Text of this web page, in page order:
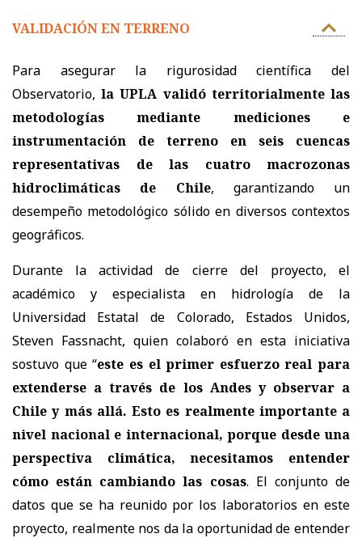
VALIDACIÓN EN TERRENO
Para asegurar la rigurosidad científica del
Observatorio, la UPLA validó territorialmente las
metodologías mediante mediciones e
instrumentación de terreno en seis cuencas
representativas de las cuatro macrozonas
hidroclimáticas de Chile, garantizando un
desempeño metodológico sólido en diversos contextos
geográficos.
Durante la actividad de cierre del proyecto, el
académico y especialista en hidrología de la
Universidad Estatal de Colorado, Estados Unidos,
Steven Fassnacht, quien colaboró en esta iniciativa
sostuvo que “este es el primer esfuerzo real para
extenderse a través de los Andes y observar a
Chile y más allá. Esto es realmente importante a
nivel nacional e internacional, porque desde una
perspectiva climática, necesitamos entender
cómo están cambiando las cosas. El conjunto de
datos que se ha reunido por los laboratorios en este
proyecto, realmente nos da la oportunidad de entender